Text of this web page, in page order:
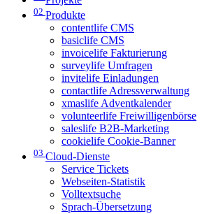
02 Produkte
contentlife CMS
basiclife CMS
invoicelife Fakturierung
surveylife Umfragen
invitelife Einladungen
contactlife Adressverwaltung
xmaslife Adventkalender
volunteerlife Freiwilligenbörse
saleslife B2B-Marketing
cookielife Cookie-Banner
03 Cloud-Dienste
Service Tickets
Webseiten-Statistik
Volltextsuche
Sprach-Übersetzung